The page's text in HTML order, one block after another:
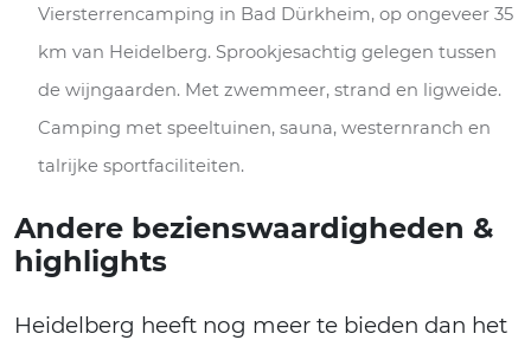
Viersterrencamping in Bad Dürkheim, op ongeveer 35
km van Heidelberg. Sprookjesachtig gelegen tussen
de wijngaarden. Met zwemmeer, strand en ligweide.
Camping met speeltuinen, sauna, westernranch en
talrijke sportfaciliteiten.
Andere bezienswaardigheden &
highlights
Heidelberg heeft nog meer te bieden dan het